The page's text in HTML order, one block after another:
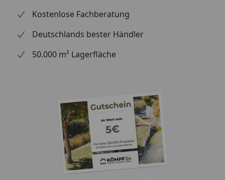
Kostenlose Fachberatung
Deutschlands bester Händler
50.000 m² Lagerfläche